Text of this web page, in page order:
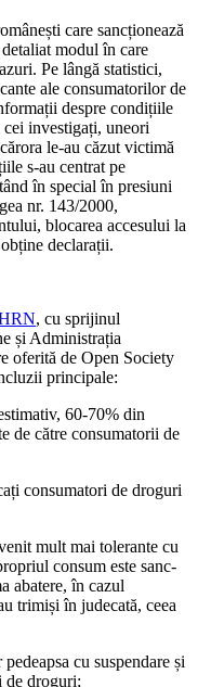
care sancționează
modul în care
Pe lângă statistici,
ale consumatorilor de
despre condițiile
investigați, uneori
le-au căzut victimă
s-au centrat pe
în special în presiuni
nr. 143/2000,
blocarea accesului la
declarații.
, cu sprijinul
și Administrația
oferită de Open Society
principale:
60-70% din
de către consumatorii de
consumatori de droguri
mult mai tolerante cu
consum este sanc­
abatere, în cazul
trimiși în judecată, ceea
cu suspendare și
de droguri;